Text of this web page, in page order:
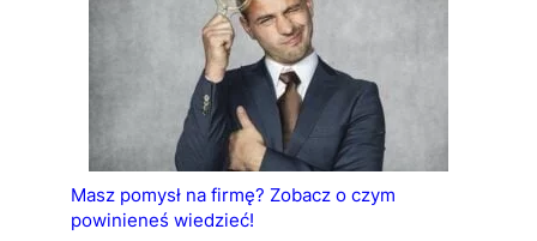
Masz pomysł na firmę? Zobacz o czym
powinieneś wiedzieć!